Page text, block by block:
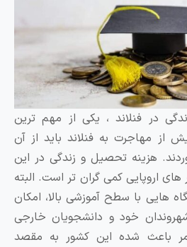
، یکی از مهم ترین
به فنلاند باید از آن
تحصیل و زندگی در این
کمی گران تر است. البته
سطح آموزشی بالا، امکان
خود و دانشجویان خارجی
شده این کشور به مقصد